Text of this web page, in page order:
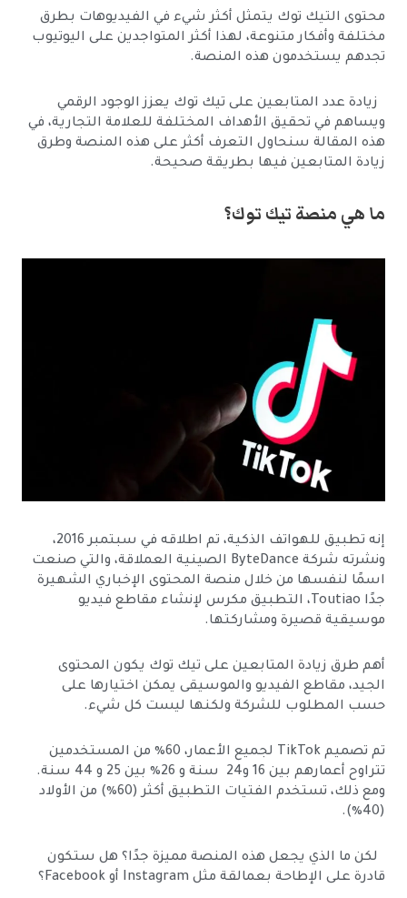
محتوى التيك توك يتمثل أكثر شيء في الفيديوهات بطرق
مختلفة وأفكار متنوعة، لهذا أكثر المتواجدين على اليوتيوب
تجدهم يستخدمون هذه المنصة.
زيادة عدد المتابعين على تيك توك يعزز الوجود الرقمي
ويساهم في تحقيق الأهداف المختلفة للعلامة التجارية، في
هذه المقالة سنحاول التعرف أكثر على هذه المنصة وطرق
زيادة المتابعين فيها بطريقة صحيحة.
ما هي منصة تيك توك؟
إنه تطبيق للهواتف الذكية، تم اطلاقه في سبتمبر 2016،
ونشرته شركة ByteDance الصينية العملاقة، والتي صنعت
اسمًا لنفسها من خلال منصة المحتوى الإخباري الشهيرة
جدًا Toutiao، التطبيق مكرس لإنشاء مقاطع فيديو
موسيقية قصيرة ومشاركتها.
أهم طرق زيادة المتابعين على تيك توك يكون المحتوى
الجيد، مقاطع الفيديو والموسيقى يمكن اختيارها على
حسب المطلوب للشركة ولكنها ليست كل شيء.
تم تصميم TikTok لجميع الأعمار، 60٪ من المستخدمين
تتراوح أعمارهم بين 16 و24 سنة و 26٪ بين 25 و 44 سنة.
ومع ذلك، تستخدم الفتيات التطبيق أكثر (60٪) من الأولاد
(40٪).
لكن ما الذي يجعل هذه المنصة مميزة جدًا؟ هل ستكون
قادرة على الإطاحة بعمالقة مثل Instagram أو Facebook؟